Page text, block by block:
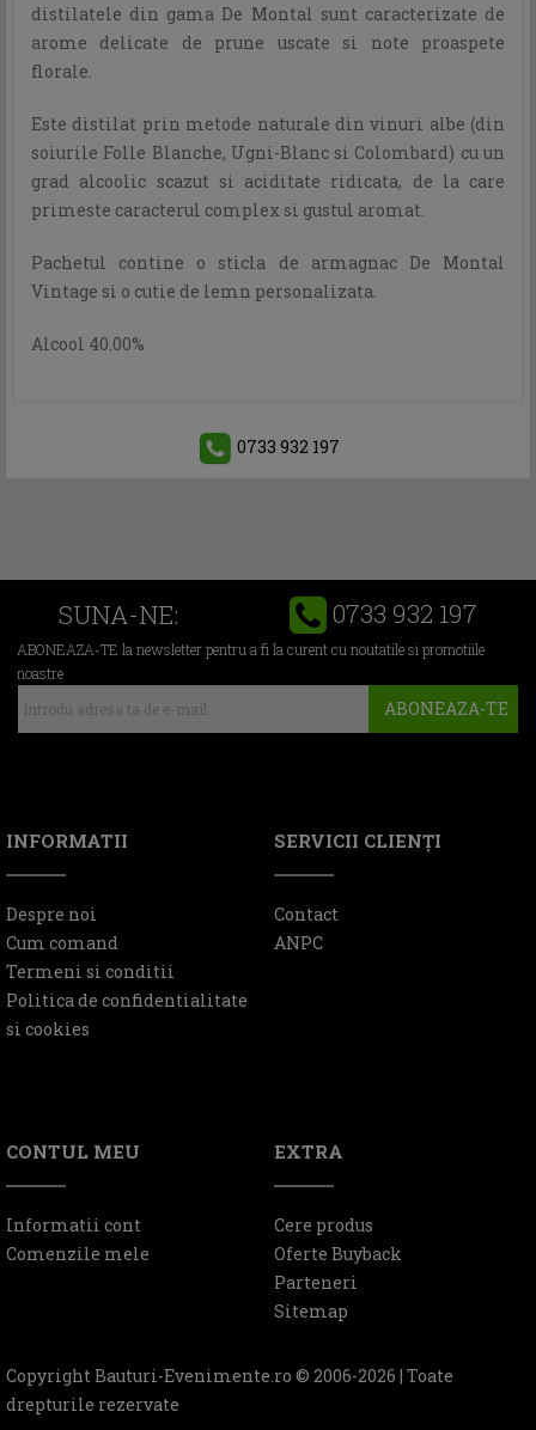
distilatele din gama De Montal sunt caracterizate de
arome delicate de prune uscate si note proaspete
florale.
Este distilat prin metode naturale din vinuri albe (din
soiurile Folle Blanche, Ugni-Blanc si Colombard) cu un
grad alcoolic scazut si aciditate ridicata, de la care
primeste caracterul complex si gustul aromat.
Pachetul contine o sticla de armagnac De Montal
Vintage si o cutie de lemn personalizata.
Alcool 40.00%
0733 932 197
SUNA-NE: 0733 932 197
ABONEAZA-TE la newsletter pentru a fi la curent cu noutatile si promotiile
noastre
ABONEAZA-TE
INFORMATII
Despre noi
Cum comand
Termeni si conditii
Politica de confidentialitate
si cookies
SERVICII CLIENŢI
Contact
ANPC
CONTUL MEU
Informatii cont
Comenzile mele
EXTRA
Cere produs
Oferte Buyback
Parteneri
Sitemap
Copyright Bauturi-Evenimente.ro © 2006-2026 | Toate
drepturile rezervate